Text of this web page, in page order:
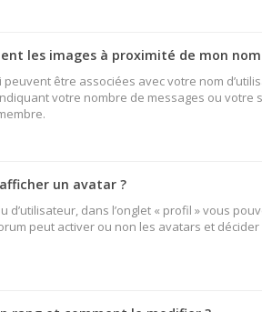
les images à proximité de mon
peuvent être associées avec votre nom
votre nombre de messages ou votre
un avatar ?
d’utilisateur, dans l’onglet « profil » vous
peut activer ou non les avatars et